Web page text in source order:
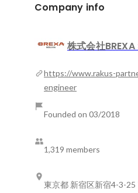
Company info
株式会社
https://www.rakus-
engineer
Founded on 03/2018
1,319 members
東京都 新宿区新宿4-3-